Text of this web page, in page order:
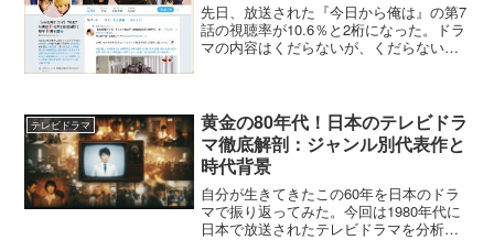
先日、放送された『今日から俺は』の第7
話の視聴率が10.6％と2桁になった。ドラ
マの内容はくだらないが、くだらないだ
は視聴率...
テレビドラマ
黄金の80年代！日本のテレビドラ
マ徹底解剖：ジャンル別代表作と
時代背景
自分が生きてきたこの60年を日本のドラ
マで振り返ってみた。今回は1980年代に
日本で放送されたテレビドラマを分析し